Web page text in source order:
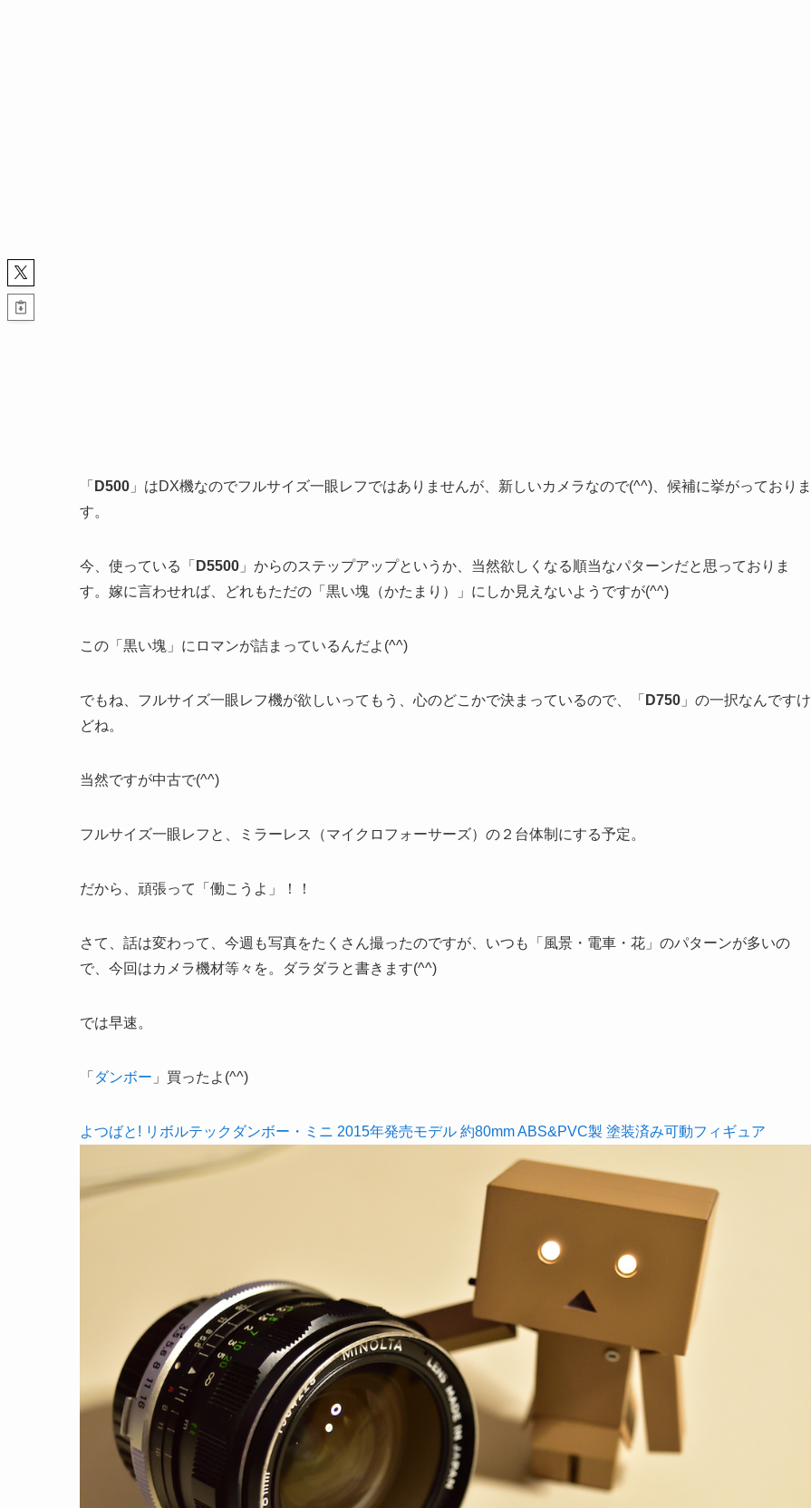
「 D500 」はDX機なのでフルサイズ一眼レフではありませんが、新しいカメラなので(^^)、候補に挙がっておりま
す。
今、使っている「 D5500 」からのステップアップというか、当然欲しくなる順当なパターンだと思っておりま
す。嫁に言わせれば、どれもただの「黒い塊（かたまり）」にしか見えないようですが(^^)
この「黒い塊」にロマンが詰まっているんだよ(^^)
でもね、フルサイズ一眼レフ機が欲しいってもう、心のどこかで決まっているので、「 D750 」の一択なんですけ
どね。
当然ですが中古で(^^)
フルサイズ一眼レフと、ミラーレス（マイクロフォーサーズ）の２台体制にする予定。
だから、頑張って「働こうよ」！！
さて、話は変わって、今週も写真をたくさん撮ったのですが、いつも「風景・電車・花」のパターンが多いの
で、今回はカメラ機材等々を。ダラダラと書きます(^^)
では早速。
「 ダンボー 」買ったよ(^^)
よつばと! リボルテックダンボー・ミニ 2015年発売モデル 約80mm ABS&PVC製 塗装済み可動フィギュア